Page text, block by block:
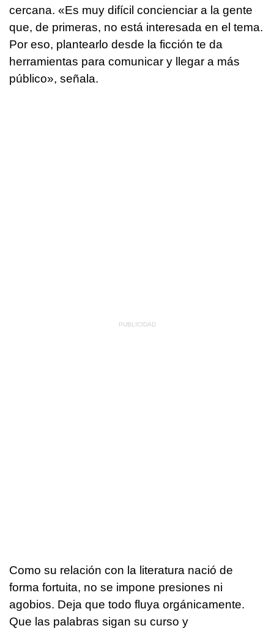
cercana. «Es muy difícil concienciar a la gente
que, de primeras, no está interesada en el tema.
Por eso, plantearlo desde la ficción te da
herramientas para comunicar y llegar a más
público», señala.
Como su relación con la literatura nació de
forma fortuita, no se impone presiones ni
agobios. Deja que todo fluya orgánicamente.
Que las palabras sigan su curso y